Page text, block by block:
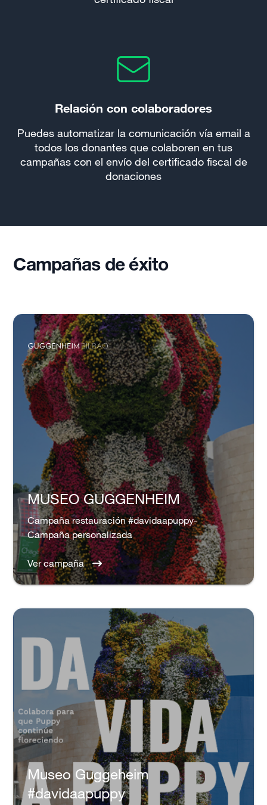
Relación con colaboradores
Puedes automatizar la comunicación vía email a
todos los donantes que colaboren en tus
campañas con el envío del certificado fiscal de
donaciones
Campañas de éxito
MUSEO GUGGENHEIM
Campaña restauración #davidaapuppy-
Campaña personalizada
Ver campaña
Museo Guggeheim
#davidaapuppy